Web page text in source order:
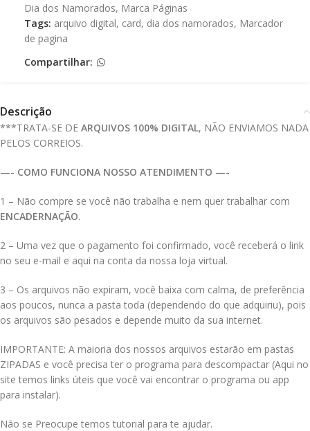
Dia dos Namorados, Marca Páginas
Tags: arquivo digital, card, dia dos namorados, Marcador
de pagina
Compartilhar:
Descrição
***TRATA-SE DE ARQUIVOS 100% DIGITAL, NÃO ENVIAMOS NADA
PELOS CORREIOS.
—- COMO FUNCIONA NOSSO ATENDIMENTO —-
1 – Não compre se você não trabalha e nem quer trabalhar com
ENCADERNAÇÃO.
2 – Uma vez que o pagamento foi confirmado, você receberá o link
no seu e-mail e aqui na conta da nossa loja virtual.
3 – Os arquivos não expiram, você baixa com calma, de preferência
aos poucos, nunca a pasta toda (dependendo do que adquiriu), pois
os arquivos são pesados e depende muito da sua internet.
IMPORTANTE: A maioria dos nossos arquivos estarão em pastas
ZIPADAS e você precisa ter o programa para descompactar (Aqui no
site temos links úteis que você vai encontrar o programa ou app
para instalar).
Não se Preocupe temos tutorial para te ajudar.